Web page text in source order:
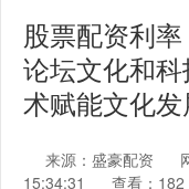
股票配资利
论坛文化和
术赋能文化
来源：盛豪配资
15:34:31
查看：182